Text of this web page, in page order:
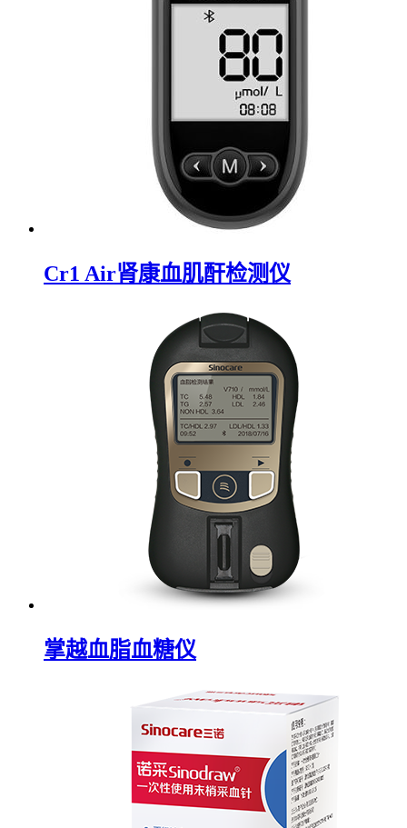
Cr1 Air肾康血肌酐检测仪
掌越血脂血糖仪